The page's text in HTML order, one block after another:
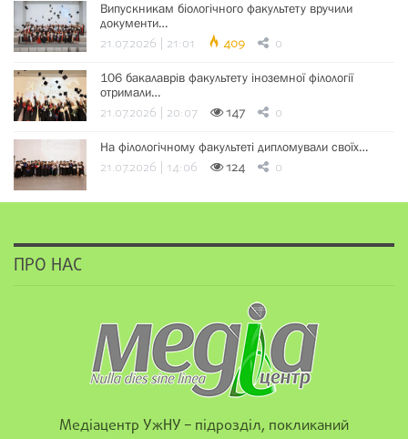
Випускникам біологічного факультету вручили
документи…
21.07.2026 | 21:01 409 0
106 бакалаврів факультету іноземної філології
отримали…
21.07.2026 | 20:07 147 0
На філологічному факультеті дипломували своїх…
21.07.2026 | 14:06 124 0
ПРО НАС
Медіацентр УжНУ – підрозділ, покликаний